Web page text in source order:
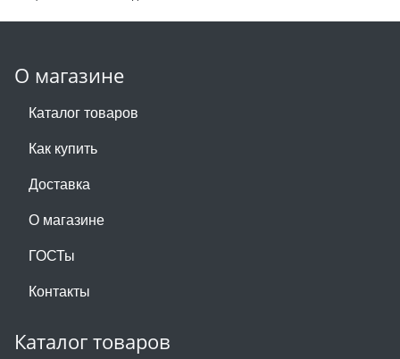
О магазине
Каталог товаров
Как купить
Доставка
О магазине
ГОСТы
Контакты
Каталог товаров